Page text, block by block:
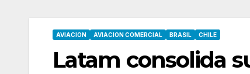
AVIACION AVIACION COMERCIAL BRASIL CHILE
Latam consolida